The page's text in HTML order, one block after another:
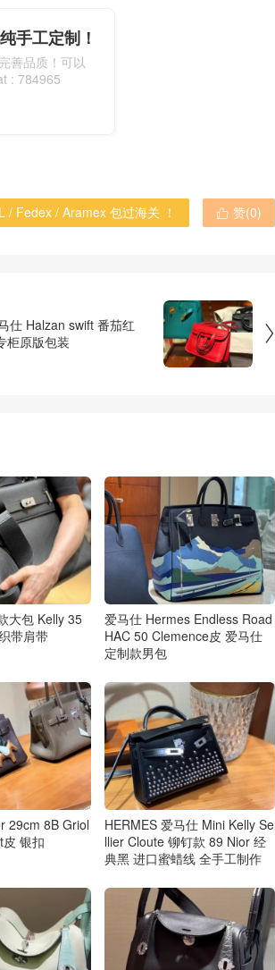
手工定制！
善品质！可以
: 784965
 赞(0)
Fedex / Aramex 包过海关 ！

仕 Halzan swift 番茄红
柜原版包装
大包 Kelly 35
带肩带
爱马仕 Hermes Endless Road
HAC 50 Clemence皮 爱马仕
定制款男包
29cm 8B Griol
银扣
HERMES 爱马仕 Mini Kelly Se
llier Cloute 铆钉款 89 Nior 经
典黑 进口蜜蜡线 全手工制作